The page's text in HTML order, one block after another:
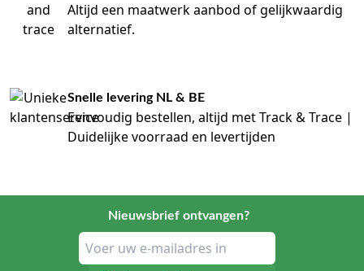
Altijd een maatwerk aanbod of gelijkwaardig
alternatief.
Snelle levering NL & BE
Eenvoudig bestellen, altijd met Track & Trace |
Duidelijke voorraad en levertijden
Nieuwsbrief ontvangen?